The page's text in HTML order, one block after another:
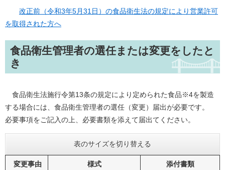
改正前（令和3年5月31日）の食品衛生法の規定により営業許可
を取得された方へ
食品衛生管理者の選任または変更をしたと
き
食品衛生法施行令第13条の規定により定められた食品※4を製造
する場合には、食品衛生管理者の選任（変更）届出が必要です。
必要事項をご記入の上、必要書類を添えて届出てください。
表のサイズを切り替える
変更事由 様式 添付書類